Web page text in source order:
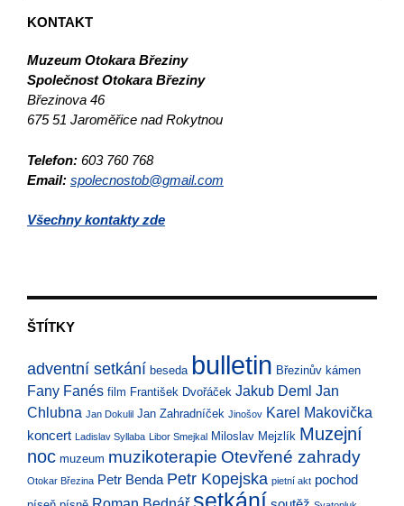
KONTAKT
Muzeum Otokara Březiny
Společnost Otokara Březiny
Březinova 46
675 51 Jaroměřice nad Rokytnou
Telefon: 603 760 768
Email: spolecnostob@gmail.com
Všechny kontakty zde
ŠTÍTKY
adventní setkání beseda bulletin Březinův kámen
Fany Fanés film František Dvořáček Jakub Deml Jan
Chlubna Jan Dokulil Jan Zahradníček Jinošov Karel Makovička
koncert Ladislav Syllaba Libor Smejkal Miloslav Mejzlík Muzejní
noc muzeum muzikoterapie Otevřené zahrady
Otokar Březina Petr Benda Petr Kopejska pietní akt pochod
setkání